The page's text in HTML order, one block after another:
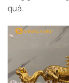
quà.